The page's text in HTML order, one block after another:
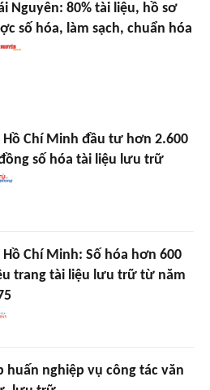
Nguyên: 80% tài liệu, hồ sơ
số hóa, làm sạch, chuẩn hóa
Hồ Chí Minh đầu tư hơn 2.600
số hóa tài liệu lưu trữ
Hồ Chí Minh: Số hóa hơn 600
trang tài liệu lưu trữ từ năm
huấn nghiệp vụ công tác văn